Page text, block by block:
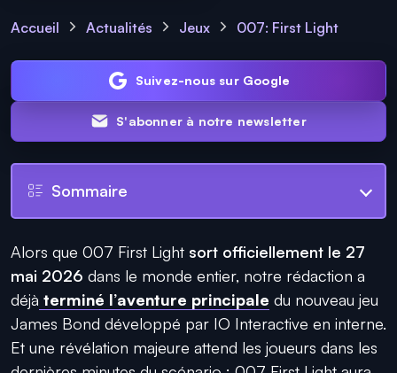
Accueil Actualités Jeux 007: First Light
Suivez-nous sur Google
S'abonner à notre newsletter
Sommaire
Alors que 007 First Light sort officiellement le 27
mai 2026 dans le monde entier, notre rédaction a
déjà terminé l’aventure principale du nouveau jeu
James Bond développé par IO Interactive en interne.
Et une révélation majeure attend les joueurs dans les